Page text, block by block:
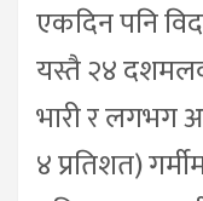
एकदिन पनि
यस्तै २४
भारी र लगभग
४ प्रतिशत)